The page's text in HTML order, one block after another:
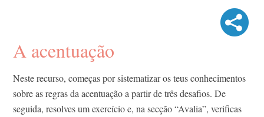
A acentuação
Neste recurso, começas por sistematizar os teus conhecimentos
sobre as regras da acentuação a partir de três desafios. De
seguida, resolves um exercício e, na secção “Avalia”, verificas